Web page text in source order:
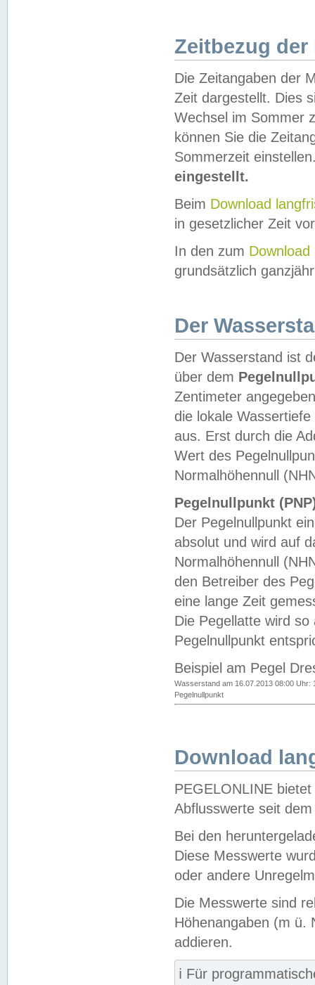
Zeitbezug der
Die Zeitangaben der
Zeit dargestellt. Dies
Wechsel im Sommer
können Sie die
Sommerzeit
eingestellt.
Beim Download
in gesetzlicher Zeit
In den zum Download
grundsätzlich
Der
Der Wasserstand ist
über dem
Zentimeter
die lokale
aus. Erst durch die
Wert des
Normalhöhennull
Pegelnullpunkt
Der Pegelnullpunkt
absolut und wird auf
Normalhöhennull
den Betreiber des
eine lange Zeit
Die Pegellatte wird
Pegelnullpunkt
Beispiel am Pegel
Wasserstand am 16.07.2013 08:00 Uhr:
Pegelnullpunkt
Download
PEGELONLINE
Abflusswerte seit
Bei den
Diese Messwerte
oder andere
Die Messwerte sind
Höhenangaben (m ü.
addieren.
ℹ️ Für